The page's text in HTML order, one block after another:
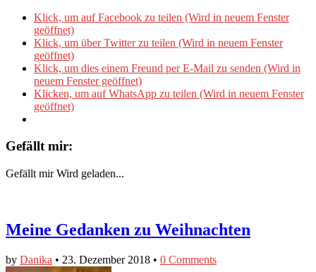
Klick, um auf Facebook zu teilen (Wird in neuem Fenster
geöffnet)
Klick, um über Twitter zu teilen (Wird in neuem Fenster
geöffnet)
Klick, um dies einem Freund per E-Mail zu senden (Wird in
neuem Fenster geöffnet)
Klicken, um auf WhatsApp zu teilen (Wird in neuem Fenster
geöffnet)
Gefällt mir:
Gefällt mir Wird geladen...
Meine Gedanken zu Weihnachten
by Danika • 23. Dezember 2018 • 0 Comments